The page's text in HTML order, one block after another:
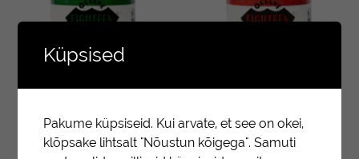
Küpsised
Pakume küpsiseid. Kui arvate, et see on okei,
klõpsake lihtsalt "Nõustun kõigega". Samuti